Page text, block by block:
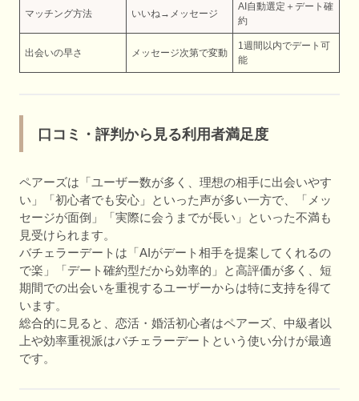
マッチング方法 いいね→メッセージ
AI自動選定＋デート確
約
出会いの早さ メッセージ次第で変動
1週間以内でデート可
能
口コミ・評判から見る利用者満足度
ペアーズは「ユーザー数が多く、理想の相手に出会いやす
い」「初心者でも安心」といった声が多い一方で、「メッ
セージが面倒」「実際に会うまでが長い」といった不満も
見受けられます。
バチェラーデートは「AIがデート相手を提案してくれるの
で楽」「デート確約型だから効率的」と高評価が多く、短
期間での出会いを重視するユーザーからは特に支持を得て
います。
総合的に見ると、恋活・婚活初心者はペアーズ、中級者以
上や効率重視派はバチェラーデートという使い分けが最適
です。